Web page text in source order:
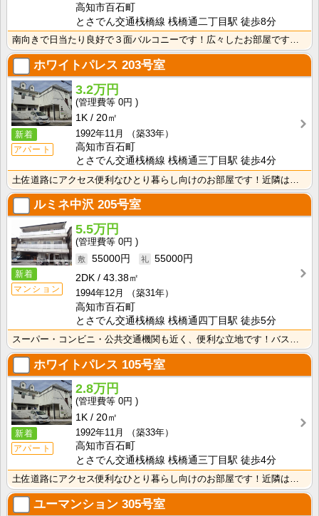
高知市百石町
とさでん交通桟橋線 桟橋通二丁目駅 徒歩8分
南向きで日当たり良好で３面バルコニーです！広々したお部屋ですよ！エレベーター付きなので、沢山お買いも･･･
ホワイトパレス 203号室
新着
アパート
3.2万円
0円
1K
20㎡
1992年11月
（築33年）
高知市百石町
とさでん交通桟橋線 桟橋通三丁目駅 徒歩4分
ルミネ中沢 205号室
新着
マンション
5.5万円
0円
55000円
55000円
2DK
43.38㎡
1994年12月
（築31年）
高知市百石町
とさでん交通桟橋線 桟橋通四丁目駅 徒歩5分
ホワイトパレス 105号室
新着
アパート
2.8万円
0円
1K
20㎡
1992年11月
（築33年）
高知市百石町
とさでん交通桟橋線 桟橋通三丁目駅 徒歩4分
ユーマンション 305号室